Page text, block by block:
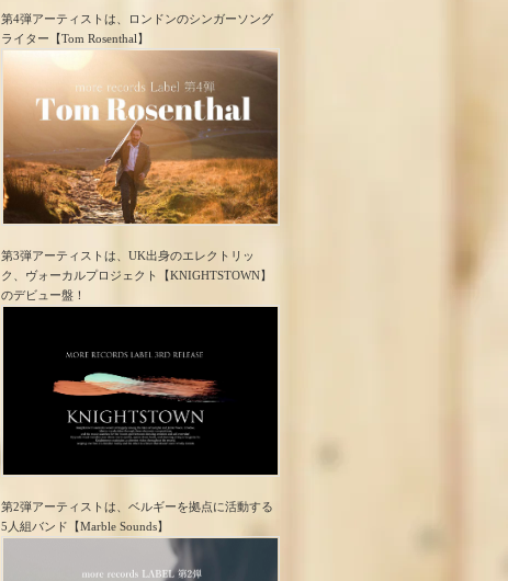
第4弾アーティストは、ロンドンのシンガーソング
ライター【Tom Rosenthal】
第3弾アーティストは、UK出身のエレクトリッ
ク、ヴォーカルプロジェクト【KNIGHTSTOWN】
のデビュー盤！
第2弾アーティストは、ベルギーを拠点に活動する
5人組バンド【Marble Sounds】